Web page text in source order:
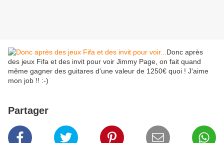
Donc après
des jeux Fifa et des invit pour voir Jimmy Page, on fait quand
même gagner des guitares d'une valeur de 1250€ quoi ! J'aime
mon job !! :-)
Partager